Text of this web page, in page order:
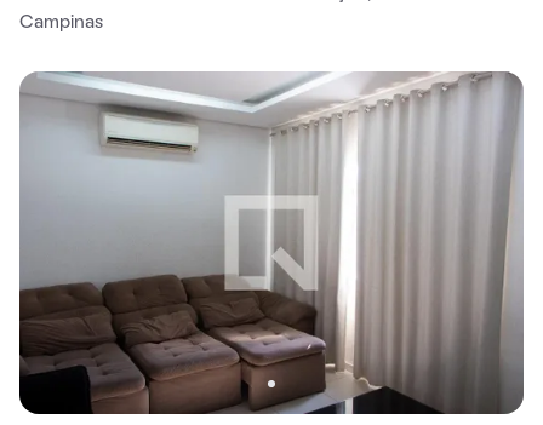
Campinas